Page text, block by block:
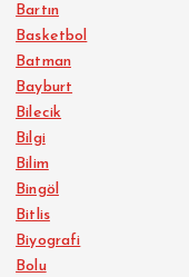
Bartın
Basketbol
Batman
Bayburt
Bilecik
Bilgi
Bilim
Bingöl
Bitlis
Biyografi
Bolu